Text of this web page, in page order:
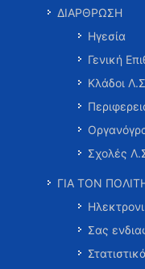
ΔΙΑΡΘΡΩΣΗ
Ηγεσία
Γενική
Κλάδοι
Σχολές
ΓΙΑ ΤΟΝ
Σας